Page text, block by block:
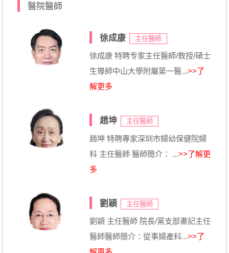
醫院醫師
徐成康 主任醫師
徐成康 特聘专家主任醫師/教授/碩士
生導師中山大學附屬第一醫...>>了
解更多
趙坤 主任醫師
趙坤 特聘專家深圳市婦幼保健院婦
科 主任醫師 醫師簡介： ...>>了解更
多
劉穎 主任醫師
劉穎 主任醫師 院長/黨支部書記主任
醫師醫師簡介：從事婦產科...>>了